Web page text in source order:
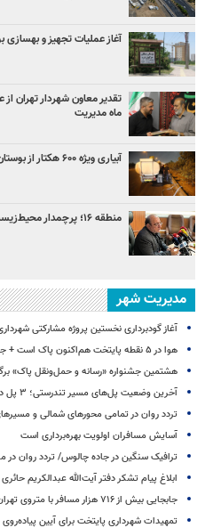
آغاز عملیات تجهیز و
ماه مدیریت
آبیاری ویژه ۶۰۰ هکتار از بوستان جنگلی سرخه‌حصار
منطقه ۱۶؛ پرچمدار محیط‌زیست و پیشگام مشارکت‌های مردمی
مدیریت شهر
آغاز گودبرداری نخستین پروژه مشارکتی
هوا در ۵ نقطه پایتخت هم‌اکنون پاک است + جزییات
هشتمین جشنواره «رسانه و حمل‌ونقل پاک»
آخرین وضعیت پل‌های مسیر تندرستی؛ ۳ پل در مرحله اجرا و اتمام مطالعات ۲ پل
تردد روان در تمامی محورهای شمالی و
آسایش مسافران اولویت بهره‌برداری است
ترافیک سنگین در جاده چالوس/ تردد روان در
ابلاغ پیام تشکر دفتر آیت‌الله عبدالکریم
جابجایی بیش از ۷۱۶ هزار مسافر با متروی تهران در مراسم جاماندگان اربعین حسینی
تمهیدات شهرداری پایتخت برای آیین پیاده‌روی